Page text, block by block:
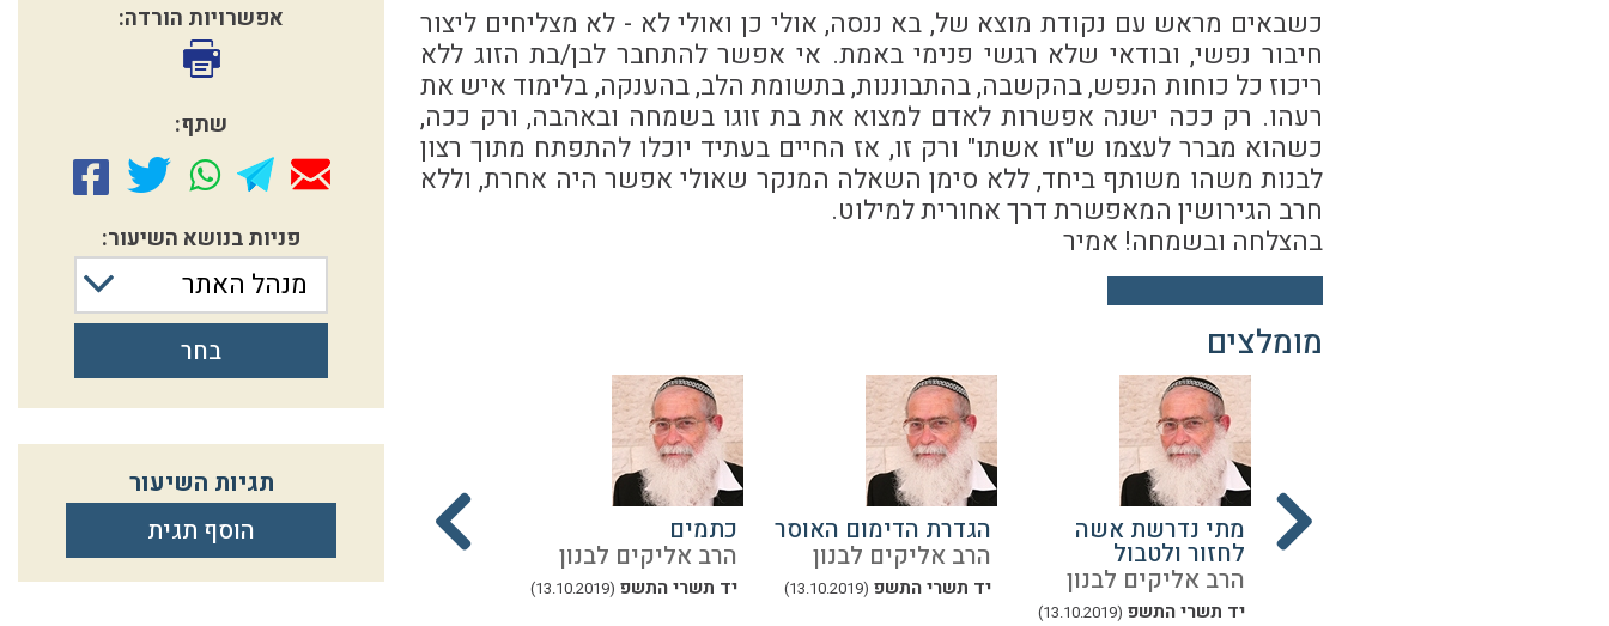
כשבאים מראש עם נקודת מוצא של, בא ננסה, אולי כן ואולי לא - לא מצליחים ליצור
חיבור נפשי, ובודאי שלא רגשי פנימי באמת. אי אפשר להתחבר לבן/בת הזוג ללא
ריכוז כל כוחות הנפש, בהקשבה, בהתבוננות, בתשומת הלב, בהענקה, בלימוד איש את
רעהו. רק ככה ישנה אפשרות לאדם למצוא את בת זוגו בשמחה ובאהבה, ורק ככה,
כשהוא מברר לעצמו ש"זו אשתו" ורק זו, אז החיים בעתיד יוכלו להתפתח מתוך רצון
לבנות משהו משותף ביחד, ללא סימן השאלה המנקר שאולי אפשר היה אחרת, וללא
חרב הגירושין המאפשרת דרך אחורית למילוט.
בהצלחה ובשמחה! אמיר
מומלצים
יסודות בחינוך ילדים מתי נדרשת אשה
לחזור ולטבול
הרב אליקים לבנון
יד תשרי התשפ (13.10.2019)
הגדרת הדימום האוסר
הרב אליקים לבנון
יד תשרי התשפ (13.10.2019)
כתמים
הרב אליקים לבנון
יד תשרי התשפ (13.10.2019)
הנחיות לטבילה בליל
חג השבועות תשפ"ב
הרב אליקים לבנון
שבעה נקיים
הרב אליקים לבנון
יד תשרי התשפ (13.10.2019)
אפשרויות הורדה:
שתף:
פניות בנושא השיעור:
מנהל האתר
בחר
תגיות השיעור
הוסף תגית